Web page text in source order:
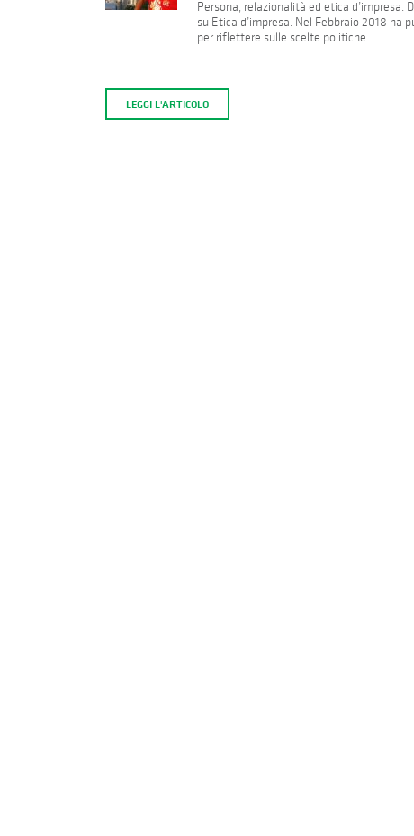
Persona, relazionalità ed etica d’impresa.
su Etica d’impresa. Nel Febbraio 2018 ha
per riflettere sulle scelte politiche.
LEGGI L'ARTICOLO